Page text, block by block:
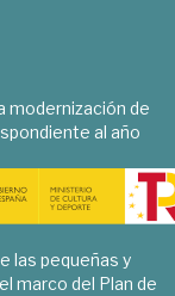
modernización de
al año
las pequeñas y
marco del Plan de